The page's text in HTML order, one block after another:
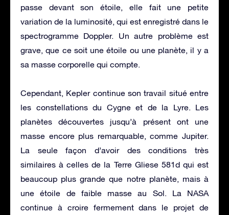
passe devant son étoile, elle fait une petite
variation de la luminosité, qui est enregistré dans le
spectrogramme Doppler. Un autre problème est
grave, que ce soit une étoile ou une planète, il y a
sa masse corporelle qui compte.
Cependant, Kepler continue son travail situé entre
les constellations du Cygne et de la Lyre. Les
planètes découvertes jusqu’à présent ont une
masse encore plus remarquable, comme Jupiter.
La seule façon d’avoir des conditions très
similaires à celles de la Terre Gliese 581d qui est
beaucoup plus grande que notre planète, mais à
une étoile de faible masse au Sol. La NASA
continue à croire fermement dans le projet de